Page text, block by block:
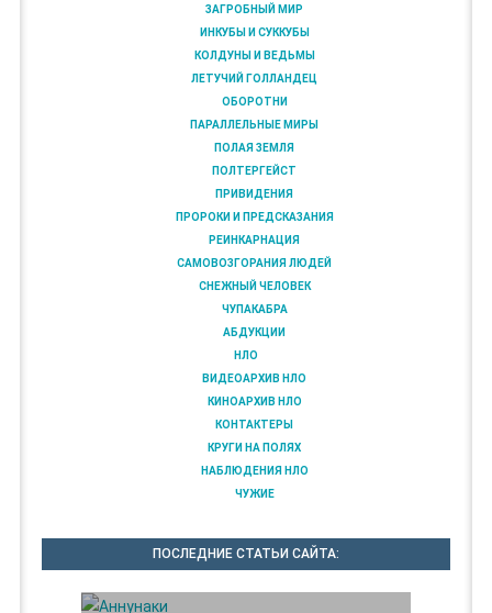
ЗАГРОБНЫЙ МИР
ИНКУБЫ И СУККУБЫ
КОЛДУНЫ И ВЕДЬМЫ
ЛЕТУЧИЙ ГОЛЛАНДЕЦ
ОБОРОТНИ
ПАРАЛЛЕЛЬНЫЕ МИРЫ
ПОЛАЯ ЗЕМЛЯ
ПОЛТЕРГЕЙСТ
ПРИВИДЕНИЯ
ПРОРОКИ И ПРЕДСКАЗАНИЯ
РЕИНКАРНАЦИЯ
САМОВОЗГОРАНИЯ ЛЮДЕЙ
СНЕЖНЫЙ ЧЕЛОВЕК
ЧУПАКАБРА
АБДУКЦИИ
НЛО
ВИДЕОАРХИВ НЛО
КИНОАРХИВ НЛО
КОНТАКТЕРЫ
КРУГИ НА ПОЛЯХ
НАБЛЮДЕНИЯ НЛО
ЧУЖИЕ
ПОСЛЕДНИЕ СТАТЬИ САЙТА: